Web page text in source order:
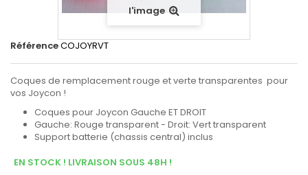
l'image
RéférenceCOJOYRVT
Coques de remplacement rouge et verte transparentes pour
vos Joycon !
Coques pour Joycon Gauche ET DROIT
Gauche: Rouge transparent - Droit: Vert transparent
Support batterie (chassis central) inclus
EN STOCK ! LIVRAISON SOUS 48H !